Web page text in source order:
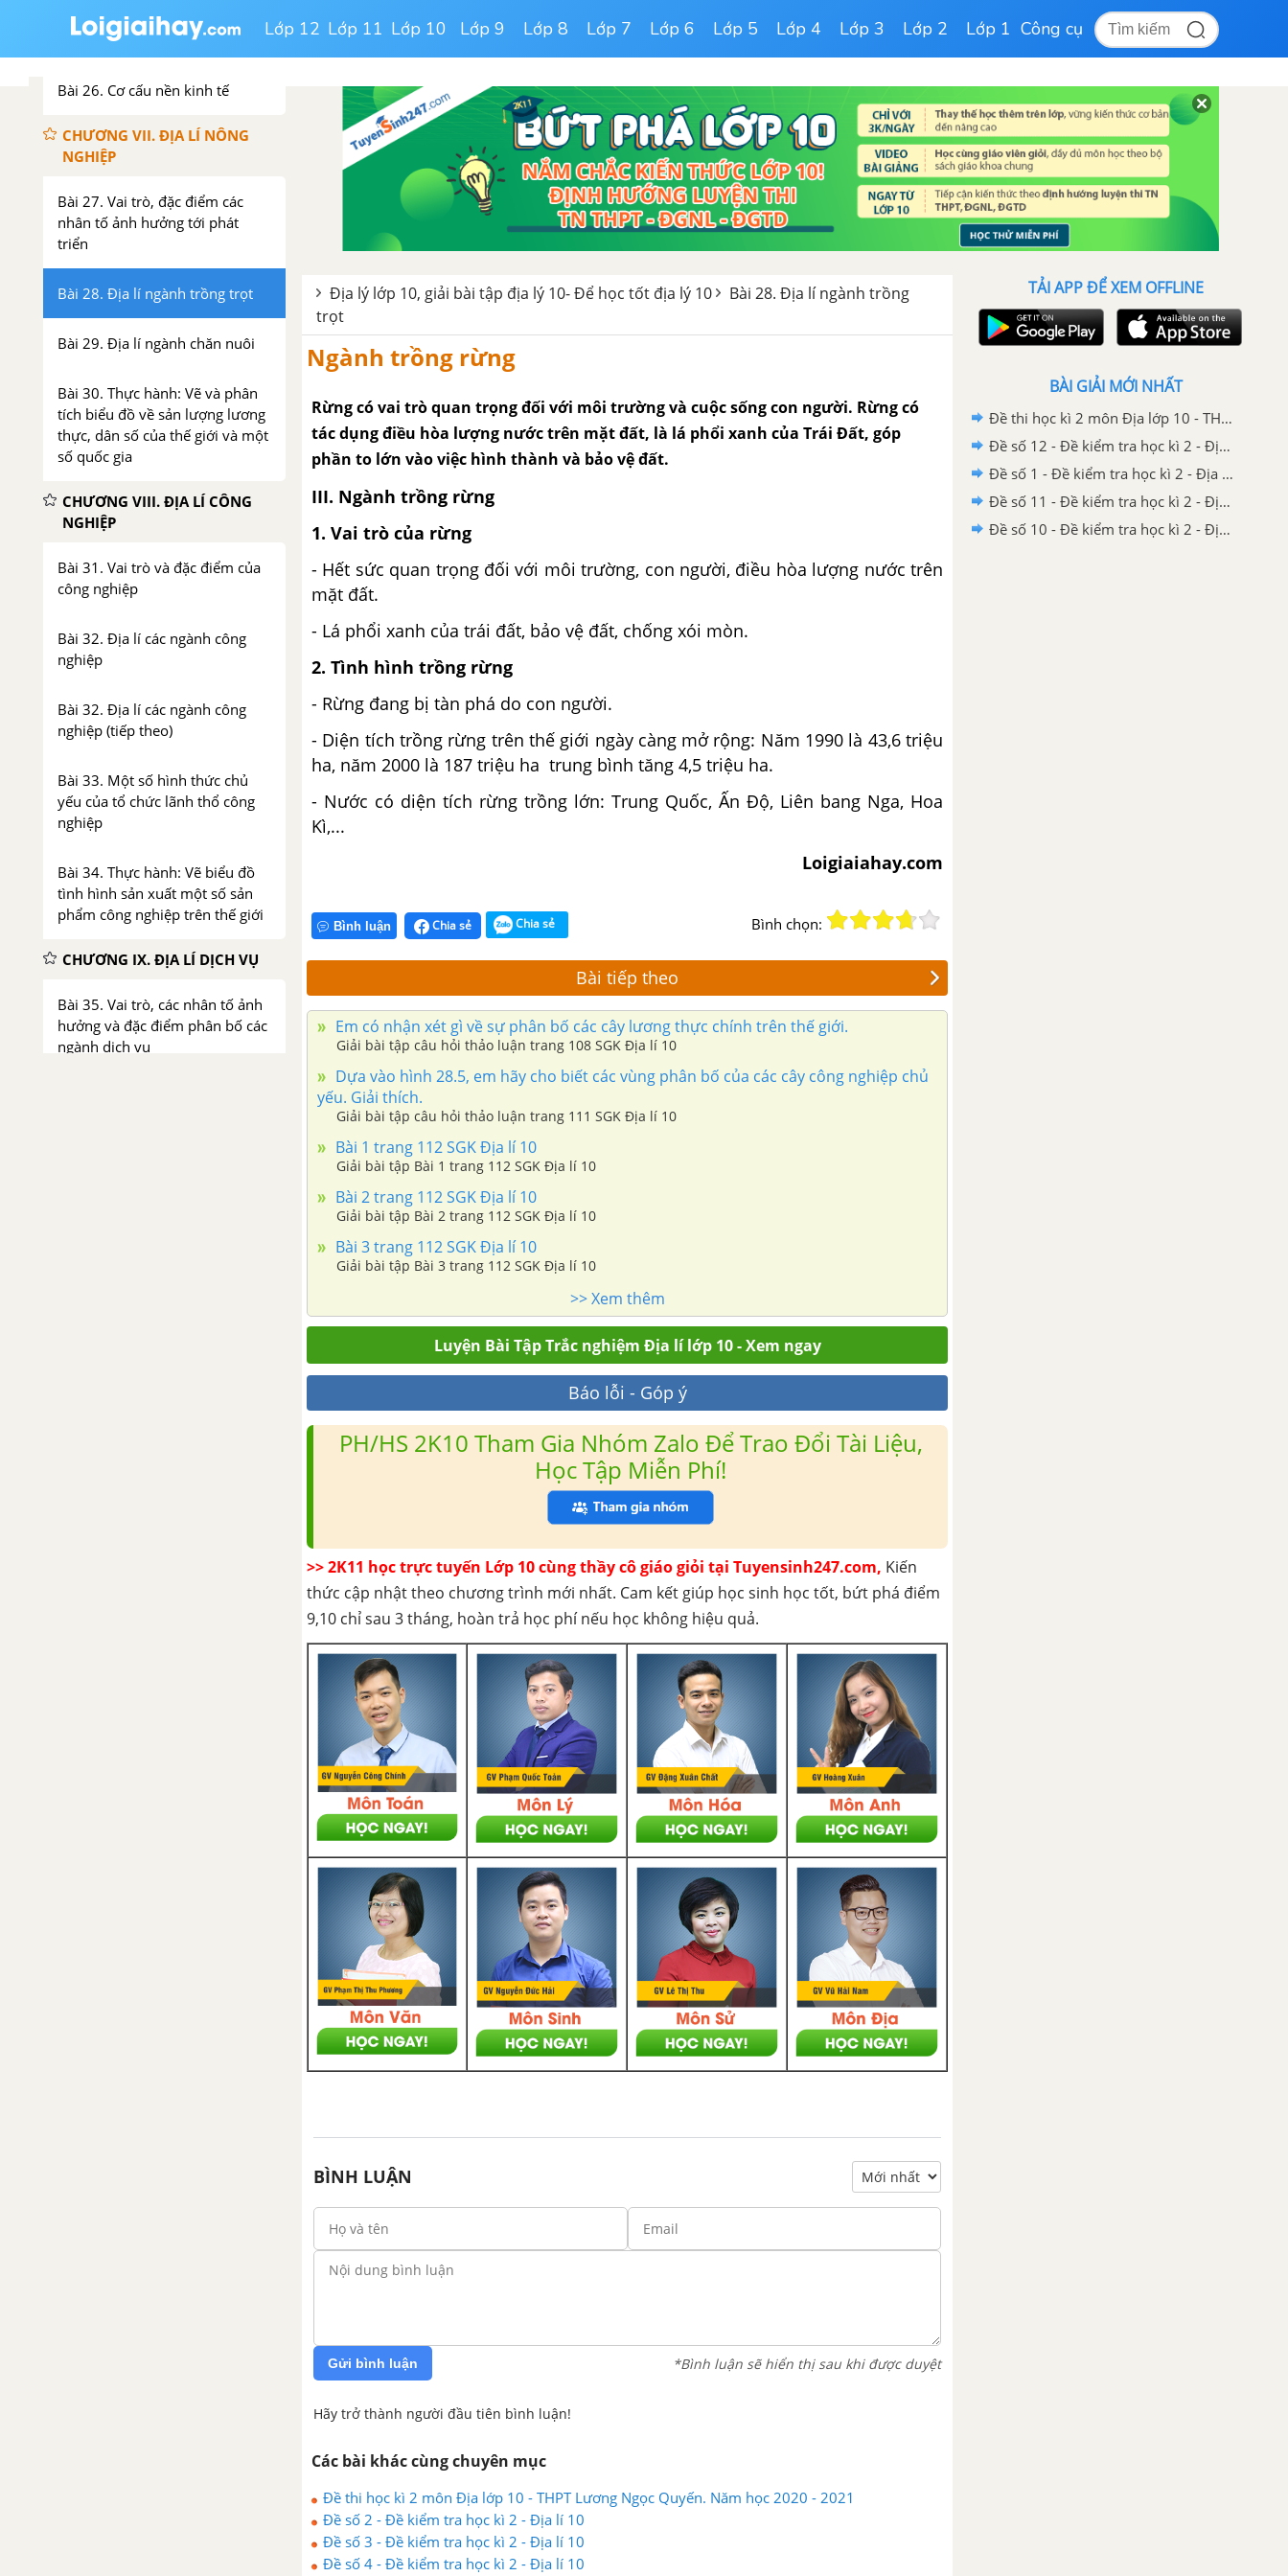
Lớp 12 Lớp 11 Lớp 10 Lớp 9 Lớp 8 Lớp 7 Lớp 6 Lớp 5 Lớp 4 Lớp 3 Lớp 2 Lớp 1 Công cụ
CHƯƠNG VI. CƠ CẤU NỀN
KINH TẾ
Bài 26. Cơ cấu nền kinh tế
CHƯƠNG VII. ĐỊA LÍ NÔNG
NGHIỆP
Bài 27. Vai trò, đặc điểm các
nhân tố ảnh hưởng tới phát
triển
Bài 28. Địa lí ngành trồng trọt
Bài 29. Địa lí ngành chăn nuôi
Bài 30. Thực hành: Vẽ và phân
tích biểu đồ về sản lượng lương
thực, dân số của thế giới và một
số quốc gia
CHƯƠNG VIII. ĐỊA LÍ CÔNG
NGHIỆP
Bài 31. Vai trò và đặc điểm của
công nghiệp
Bài 32. Địa lí các ngành công
nghiệp
Bài 32. Địa lí các ngành công
nghiệp (tiếp theo)
Bài 33. Một số hình thức chủ
yếu của tổ chức lãnh thổ công
nghiệp
Bài 34. Thực hành: Vẽ biểu đồ
tình hình sản xuất một số sản
phẩm công nghiệp trên thế giới
CHƯƠNG IX. ĐỊA LÍ DỊCH VỤ
Bài 35. Vai trò, các nhân tố ảnh
hưởng và đặc điểm phân bố các
ngành dịch vụ
Địa lý lớp 10, giải bài tập địa lý 10- Để học tốt địa lý 10
Bài 28. Địa lí ngành trồng
trọt
Ngành trồng rừng
Rừng có vai trò quan trọng đối với môi trường và cuộc sống con người. Rừng có
tác dụng điều hòa lượng nước trên mặt đất, là lá phổi xanh của Trái Đất, góp
phần to lớn vào việc hình thành và bảo vệ đất.
III. Ngành trồng rừng
1. Vai trò của rừng
- Hết sức quan trọng đối với môi trường, con người, điều hòa lượng nước trên
mặt đất.
- Lá phổi xanh của trái đất, bảo vệ đất, chống xói mòn.
2. Tình hình trồng rừng
- Rừng đang bị tàn phá do con người.
- Diện tích trồng rừng trên thế giới ngày càng mở rộng: Năm 1990 là 43,6 triệu
ha, năm 2000 là 187 triệu ha trung bình tăng 4,5 triệu ha.
- Nước có diện tích rừng trồng lớn: Trung Quốc, Ấn Độ, Liên bang Nga, Hoa
Kì,...
Loigiaiahay.com
Bình luận Chia sẻ Chia sẻ Bình chọn:
Bài tiếp theo
Em có nhận xét gì về sự phân bố các cây lương thực chính trên thế giới.
Giải bài tập câu hỏi thảo luận trang 108 SGK Địa lí 10
Dựa vào hình 28.5, em hãy cho biết các vùng phân bố của các cây công nghiệp chủ
yếu. Giải thích.
Giải bài tập câu hỏi thảo luận trang 111 SGK Địa lí 10
Bài 1 trang 112 SGK Địa lí 10
Giải bài tập Bài 1 trang 112 SGK Địa lí 10
Bài 2 trang 112 SGK Địa lí 10
Giải bài tập Bài 2 trang 112 SGK Địa lí 10
Bài 3 trang 112 SGK Địa lí 10
Giải bài tập Bài 3 trang 112 SGK Địa lí 10
>> Xem thêm
Luyện Bài Tập Trắc nghiệm Địa lí lớp 10 - Xem ngay
Báo lỗi - Góp ý
PH/HS 2K10 Tham Gia Nhóm Zalo Để Trao Đổi Tài Liệu,
Học Tập Miễn Phí!
>> 2K11 học trực tuyến Lớp 10 cùng thầy cô giáo giỏi tại Tuyensinh247.com, Kiến
thức cập nhật theo chương trình mới nhất. Cam kết giúp học sinh học tốt, bứt phá điểm
9,10 chỉ sau 3 tháng, hoàn trả học phí nếu học không hiệu quả.
BÌNH LUẬN
Gửi bình luận *Bình luận sẽ hiển thị sau khi được duyệt
Hãy trở thành người đầu tiên bình luận!
Các bài khác cùng chuyên mục
Đề thi học kì 2 môn Địa lớp 10 - THPT Lương Ngọc Quyến. Năm học 2020 - 2021
Đề số 2 - Đề kiểm tra học kì 2 - Địa lí 10
Đề số 3 - Đề kiểm tra học kì 2 - Địa lí 10
Đề số 4 - Đề kiểm tra học kì 2 - Địa lí 10
TẢI APP ĐỂ XEM OFFLINE
BÀI GIẢI MỚI NHẤT
Đề thi học kì 2 môn Địa lớp 10 - THPT Lương Ngọc Quyến. Năm học 2020 - 2021
Đề số 12 - Đề kiểm tra học kì 2 - Địa lí 10
Đề số 1 - Đề kiểm tra học kì 2 - Địa lí 10
Đề số 11 - Đề kiểm tra học kì 2 - Địa lí 10
Đề số 10 - Đề kiểm tra học kì 2 - Địa lí 10